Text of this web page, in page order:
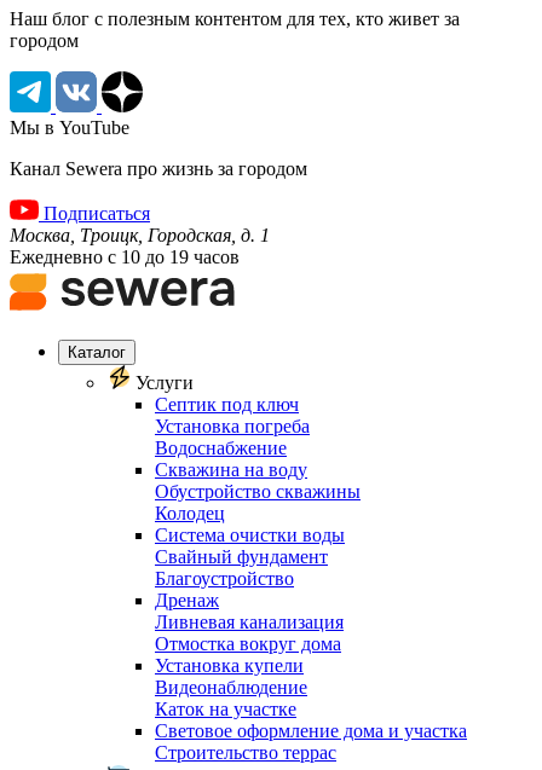
Наш блог c полезным контентом для тех, кто живет за
городом
Мы в YouTube
Канал Sewera про жизнь за городом
Подписаться
Москва, Троицк, Городская, д. 1
Ежедневно с 10 до 19 часов
Каталог
Услуги
Септик под ключ
Установка погреба
Водоснабжение
Скважина на воду
Обустройство скважины
Колодец
Система очистки воды
Свайный фундамент
Благоустройство
Дренаж
Ливневая канализация
Отмостка вокруг дома
Установка купели
Видеонаблюдение
Каток на участке
Световое оформление дома и участка
Строительство террас